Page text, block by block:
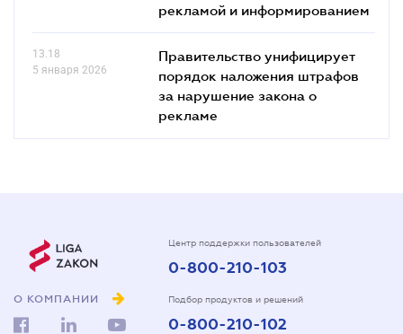
рекламой и информированием
13.18
5 января 2026
Правительство унифицирует
порядок наложения штрафов
за нарушение закона о
рекламе
О КОМПАНИИ
Центр поддержки пользователей
0-800-210-103
Подбор продуктов и решений
0-800-210-102